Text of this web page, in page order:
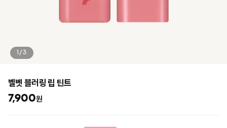
1/3
벨벳 블러링 립 틴트
7,900원